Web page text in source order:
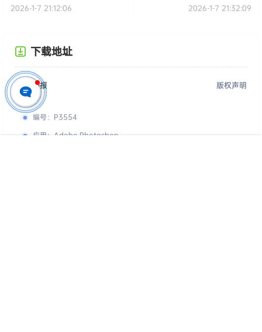
2026-1-7 21:12:06 2026-1-7 21:32:09
下载地址
投诉举报 版权声明
编号： P3554
应用： Adobe Photoshop